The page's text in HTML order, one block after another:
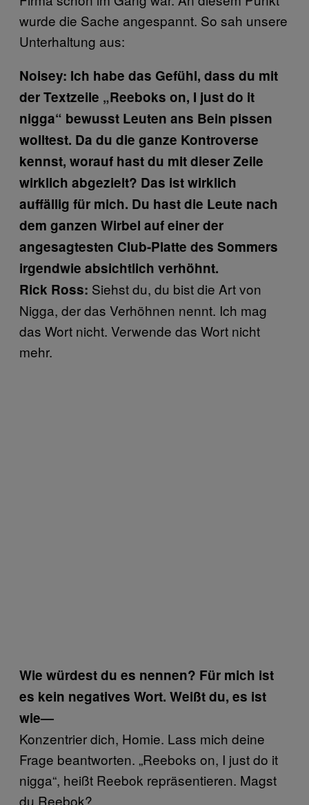
wurde die Sache angespannt. So sah unsere
Unterhaltung aus:
Noisey: Ich habe das Gefühl, dass du mit
der Textzeile „Reeboks on, I just do it
nigga“ bewusst Leuten ans Bein pissen
wolltest. Da du die ganze Kontroverse
kennst, worauf hast du mit dieser Zeile
wirklich abgezielt? Das ist wirklich
auffällig für mich. Du hast die Leute nach
dem ganzen Wirbel auf einer der
angesagtesten Club-Platte des Sommers
irgendwie absichtlich verhöhnt.
Rick Ross: Siehst du, du bist die Art von
Nigga, der das Verhöhnen nennt. Ich mag
das Wort nicht. Verwende das Wort nicht
mehr.
Wie würdest du es nennen? Für mich ist
es kein negatives Wort. Weißt du, es ist
wie—
Konzentrier dich, Homie. Lass mich deine
Frage beantworten. „Reeboks on, I just do it
nigga“, heißt Reebok repräsentieren. Magst
du Reebok?